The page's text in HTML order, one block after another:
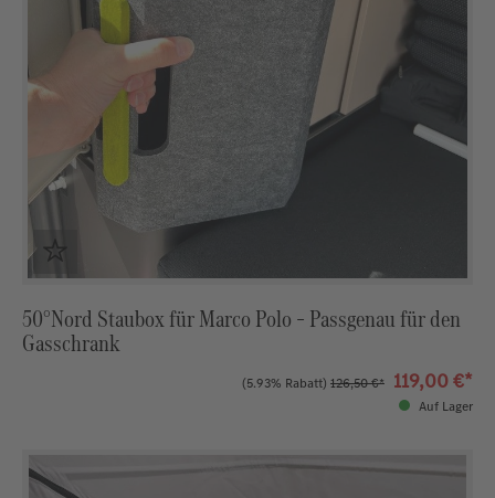
50°Nord Staubox für Marco Polo – Passgenau für den
Gasschrank
(5.93% Rabatt) 126,50 €* 119,00 €*
Auf Lager